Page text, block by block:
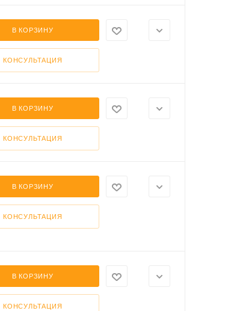
В КОРЗИНУ
КОНСУЛЬТАЦИЯ
В КОРЗИНУ
КОНСУЛЬТАЦИЯ
В КОРЗИНУ
КОНСУЛЬТАЦИЯ
В КОРЗИНУ
КОНСУЛЬТАЦИЯ